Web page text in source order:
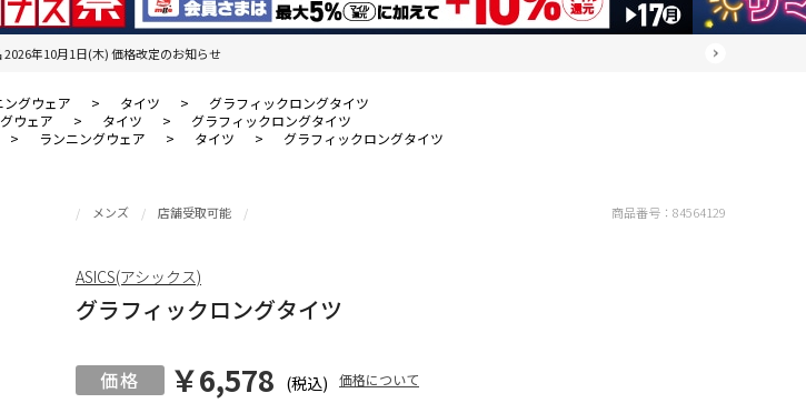
2026年10月1日(木) 価格改定のお知らせ
ングウェア > タイツ >
グラフィックロングタイツ
ウェア > タイツ >
グラフィックロングタイツ
> ランニングウェア > タイツ > グラフィックロングタイツ
メンズ 店舗受取可能
グラフィックロングタイツ
￥6,578 (税込) 価格について
商品番号： 84564129
ASICS(アシックス)